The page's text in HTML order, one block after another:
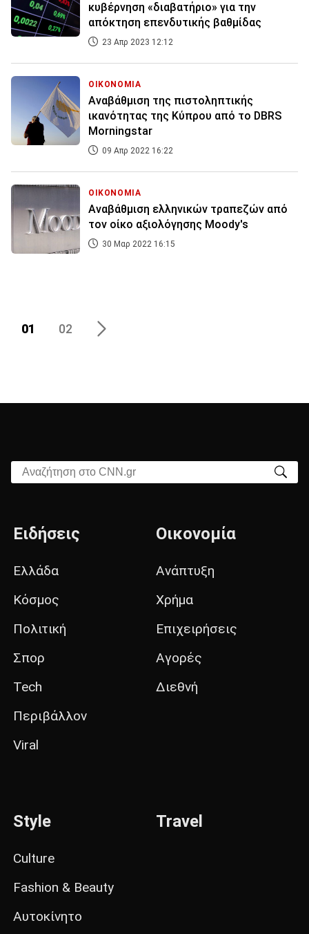
κυβέρνηση «διαβατήριο» για την
απόκτηση επενδυτικής βαθμίδας
23 Απρ 2023 12:12
ΟΙΚΟΝΟΜΙΑ
Αναβάθμιση της πιστοληπτικής
ικανότητας της Κύπρου από το DBRS
Morningstar
09 Απρ 2022 16:22
ΟΙΚΟΝΟΜΙΑ
Αναβάθμιση ελληνικών τραπεζών από
τον οίκο αξιολόγησης Moody's
30 Μαρ 2022 16:15
01 02
Αναζήτηση στο CNN.gr
Ειδήσεις
Ελλάδα
Κόσμος
Πολιτική
Σπορ
Tech
Περιβάλλον
Viral
Οικονομία
Ανάπτυξη
Χρήμα
Επιχειρήσεις
Αγορές
Διεθνή
Style
Culture
Fashion & Beauty
Αυτοκίνητο
Travel